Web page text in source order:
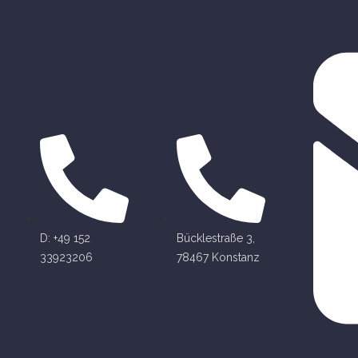
D: +49 152
33923206
Bücklestraße 3,
78467 Konstanz